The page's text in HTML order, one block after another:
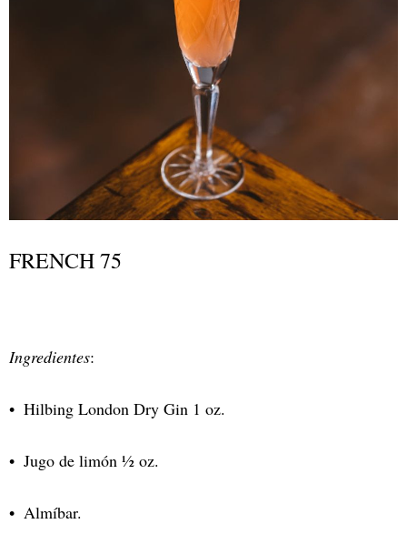
FRENCH 75
Ingredientes:
Hilbing London Dry Gin 1 oz.
Jugo de limón 1⁄2 oz.
Almíbar.